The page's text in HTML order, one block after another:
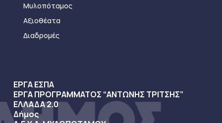
Μυλοπόταμος
Αξιοθέατα
Διαδρομές
ΕΡΓΑ ΕΣΠΑ
ΕΡΓΑ ΠΡΟΓΡΑΜΜΑΤΟΣ “ΑΝΤΩΝΗΣ ΤΡΙΤΣΗΣ”
ΕΛΛΑΔΑ 2.0
Δήμος